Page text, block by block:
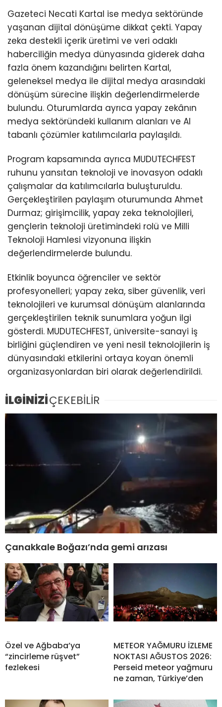
Gazeteci Necati Kartal ise medya sektöründe
yaşanan dijital dönüşüme dikkat çekti. Yapay
zeka destekli içerik üretimi ve veri odaklı
haberciliğin medya dünyasında giderek daha
fazla önem kazandığını belirten Kartal,
geleneksel medya ile dijital medya arasındaki
dönüşüm sürecine ilişkin değerlendirmelerde
bulundu. Oturumlarda ayrıca yapay zekânın
medya sektöründeki kullanım alanları ve AI
tabanlı çözümler katılımcılarla paylaşıldı.
Program kapsamında ayrıca MUDUTECHFEST
ruhunu yansıtan teknoloji ve inovasyon odaklı
çalışmalar da katılımcılarla buluşturuldu.
Gerçekleştirilen paylaşım oturumunda Ahmet
Durmaz; girişimcilik, yapay zeka teknolojileri,
gençlerin teknoloji üretimindeki rolü ve Milli
Teknoloji Hamlesi vizyonuna ilişkin
değerlendirmelerde bulundu.
Etkinlik boyunca öğrenciler ve sektör
profesyonelleri; yapay zeka, siber güvenlik, veri
teknolojileri ve kurumsal dönüşüm alanlarında
gerçekleştirilen teknik sunumlara yoğun ilgi
gösterdi. MUDUTECHFEST, üniversite-sanayi iş
birliğini güçlendiren ve yeni nesil teknolojilerin iş
dünyasındaki etkilerini ortaya koyan önemli
organizasyonlardan biri olarak değerlendirildi.
İLGİNİZİÇEKEBİLİR
Çanakkale Boğazı’nda gemi arızası
Özel ve Ağbaba’ya
“zincirleme rüşvet”
fezlekesi
METEOR YAĞMURU İZLEME
NOKTASI AĞUSTOS 2026:
Perseid meteor yağmuru
ne zaman, Türkiye’den